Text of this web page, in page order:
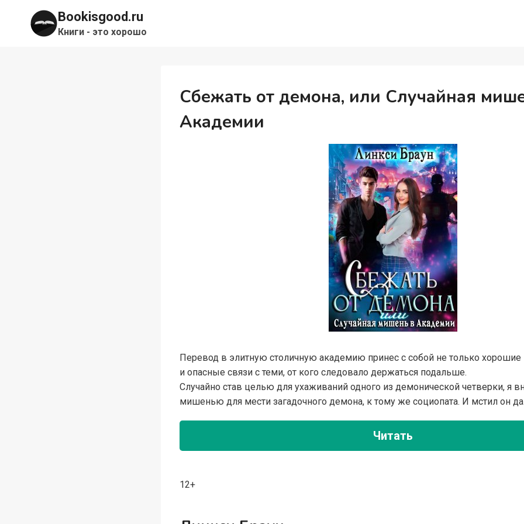
содержимому
Bookisgood.ru
Книги - это хорошо
Сбежать от демона, или Случайная
Академии
Перевод в элитную столичную академию принес с собой не только
и опасные связи с теми, от кого следовало держаться подальше.
Случайно став целью для ухаживаний одного из демонической четверки, я
мишенью для мести загадочного демона, к тому же социопата. И мстил он
Читать
12+